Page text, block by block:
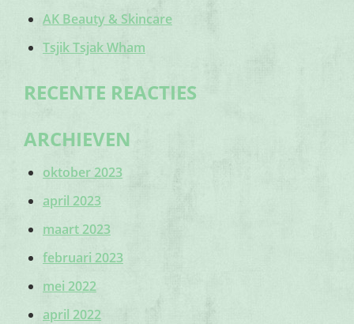
AK Beauty & Skincare
Tsjik Tsjak Wham
RECENTE REACTIES
ARCHIEVEN
oktober 2023
april 2023
maart 2023
februari 2023
mei 2022
april 2022